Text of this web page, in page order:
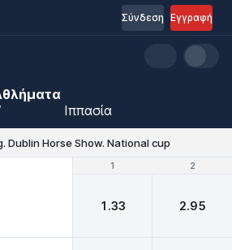
Εγγραφή
Σύνδεση
Ιππασία
Dublin Horse Show. National cup
1 2
1 2
1.33 2.95